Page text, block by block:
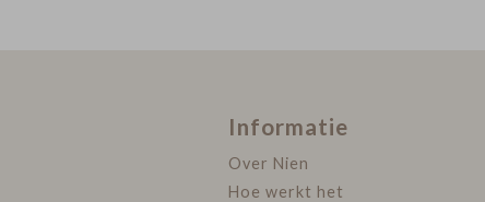
Informatie
Over Nien
Hoe werkt het